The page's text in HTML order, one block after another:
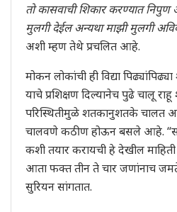
तो कासवाची शिकार करण्यात निपुण
मुलगी देईल अन्यथा माझी मुलगी
अशी म्हण तेथे प्रचलित आहे.
मोकन लोकांची ही विद्या
याचे प्रशिक्षण दिल्यानेच पुढे चालू
परिस्थितीमुळे शतकानुशतके चालत
चालवणे कठीण होऊन बसले आहे.
कशी तयार करायची हे देखील माहिती
आता फक्त तीन ते चार जणांनाच
सुरियन सांगतात.